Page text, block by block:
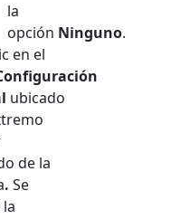
la
opción Ninguno.
en el
ubicado
de la
. Se